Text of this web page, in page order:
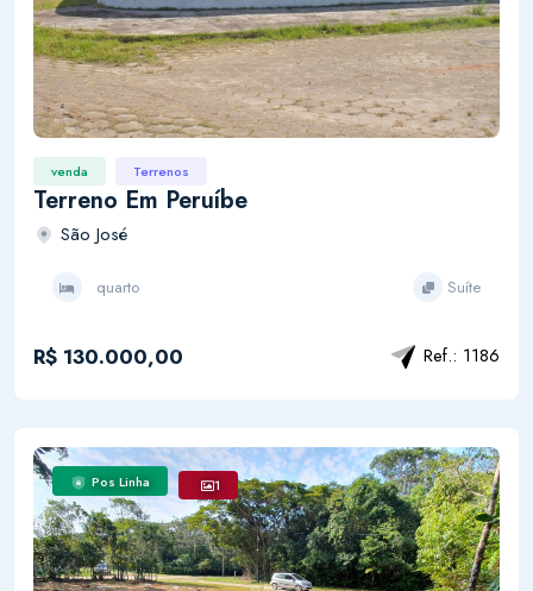
venda Terrenos
Terreno Em Peruíbe
São José
quarto Suíte
R$ 130.000,00 Ref.: 1186
Pos Linha 1